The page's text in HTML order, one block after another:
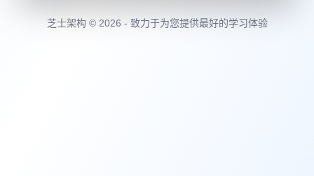
芝士架构 © 2026 - 致力于为您提供最好的学习体验